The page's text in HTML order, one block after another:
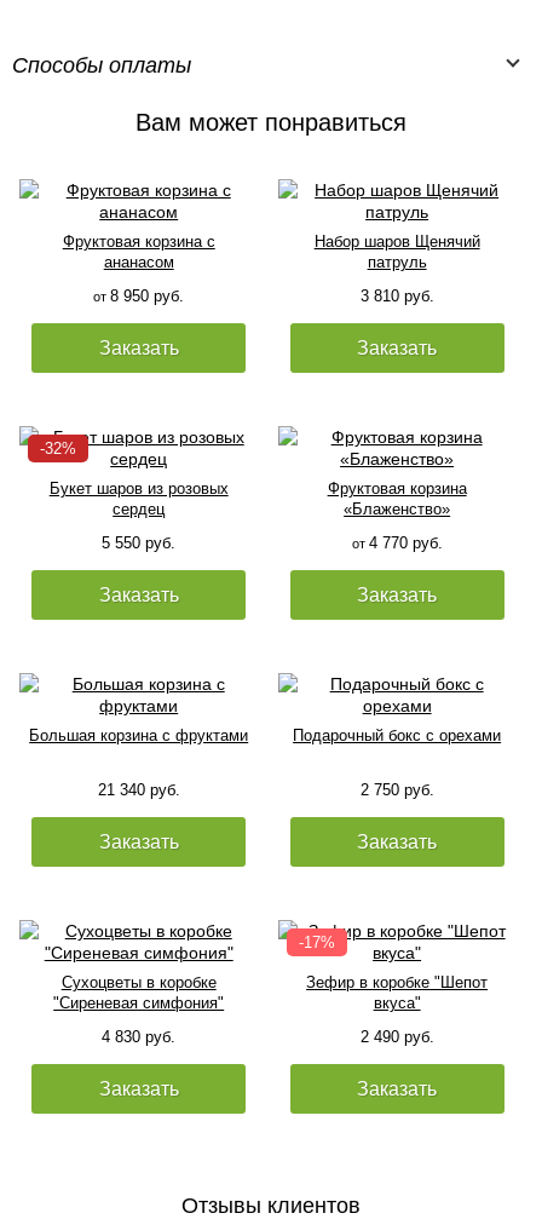
Способы оплаты
Вам может понравиться
Фруктовая корзина с
ананасом
от8 950 руб.
Заказать
Набор шаров Щенячий
патруль
3 810 руб.
Заказать
Букет шаров из розовых
сердец
5 550 руб.
Заказать
Фруктовая корзина
«Блаженство»
от 4 770 руб.
Заказать
Большая корзина с фруктами
21 340 руб.
Заказать
Подарочный бокс с орехами
2 750 руб.
Заказать
Сухоцветы в коробке
"Сиреневая симфония"
4 830 руб.
Заказать
Зефир в коробке "Шепот
вкуса"
2 490 руб.
Заказать
Отзывы клиентов